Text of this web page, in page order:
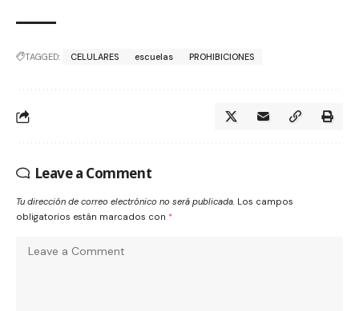
TAGGED: CELULARES escuelas PROHIBICIONES
Leave a Comment
Tu dirección de correo electrónico no será publicada. Los campos
obligatorios están marcados con *